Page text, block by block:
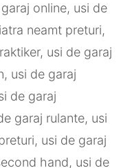
online, usi de
neamt preturi,
, usi de garaj
, usi de garaj
de garaj
garaj rulante, usi
, usi de garaj
hand, usi de